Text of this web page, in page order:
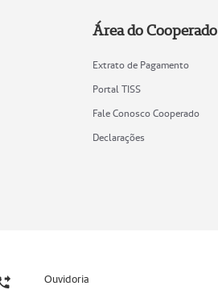
Área do Cooperado
Extrato de Pagamento
Portal TISS
Fale Conosco Cooperado
Declarações
Ouvidoria